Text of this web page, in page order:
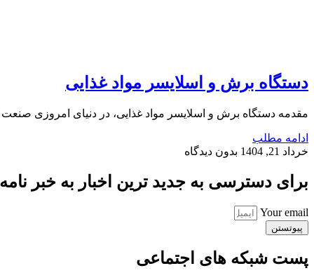
دستگاه برش و اسلایسر مواد غذایی
مقدمه دستگاه برش و اسلایسر مواد غذایی، در دنیای امروزی
ادامه مطلب
خرداد 21, 1404
بدون دیدگاه
برای دسترسی به جدید ترین اخبار به خبر نامه
Your email
پیوتستن
پست شبکه های اجتماعی